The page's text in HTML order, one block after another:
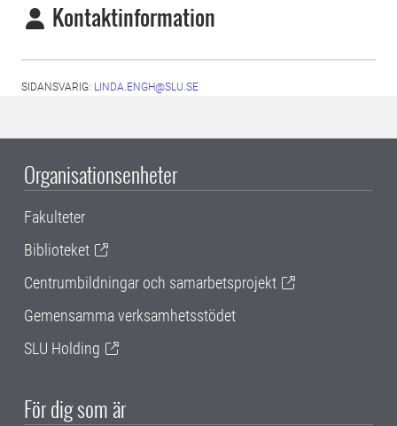
Kontaktinformation
SIDANSVARIG: LINDA.ENGH@SLU.SE
Organisationsenheter
Fakulteter
Biblioteket
Centrumbildningar och samarbetsprojekt
Gemensamma verksamhetsstödet
SLU Holding
För dig som är